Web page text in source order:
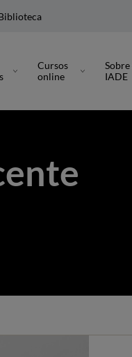
Cursos
online
Sobre
IADE